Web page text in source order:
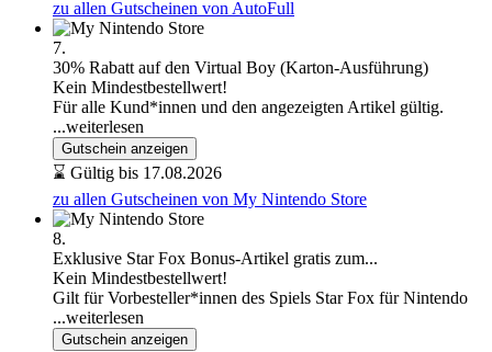
zu allen Gutscheinen von AutoFull
7.
30% Rabatt auf den Virtual Boy (Karton-Ausführung)
Kein Mindestbestellwert!
Für alle Kund*innen und den angezeigten Artikel gültig.
...weiterlesen
Gutschein anzeigen
⌛ Gültig bis 17.08.2026
zu allen Gutscheinen von My Nintendo Store
8.
Exklusive Star Fox Bonus-Artikel gratis zum...
Kein Mindestbestellwert!
Gilt für Vorbesteller*innen des Spiels Star Fox für Nintendo
...weiterlesen
Gutschein anzeigen